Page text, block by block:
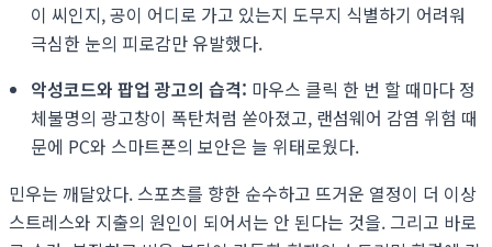
이 씨인지, 공이 어디로 가고 있는지 도무지 식별하기 어려워
극심한 눈의 피로감만 유발했다.
악성코드와 팝업 광고의 습격: 마우스 클릭 한 번 할 때마다 정
체불명의 광고창이 폭탄처럼 쏟아졌고, 랜섬웨어 감염 위험 때
문에 PC와 스마트폰의 보안은 늘 위태로웠다.
민우는 깨달았다. 스포츠를 향한 순수하고 뜨거운 열정이 더 이상
스트레스와 지출의 원인이 되어서는 안 된다는 것을. 그리고 바로